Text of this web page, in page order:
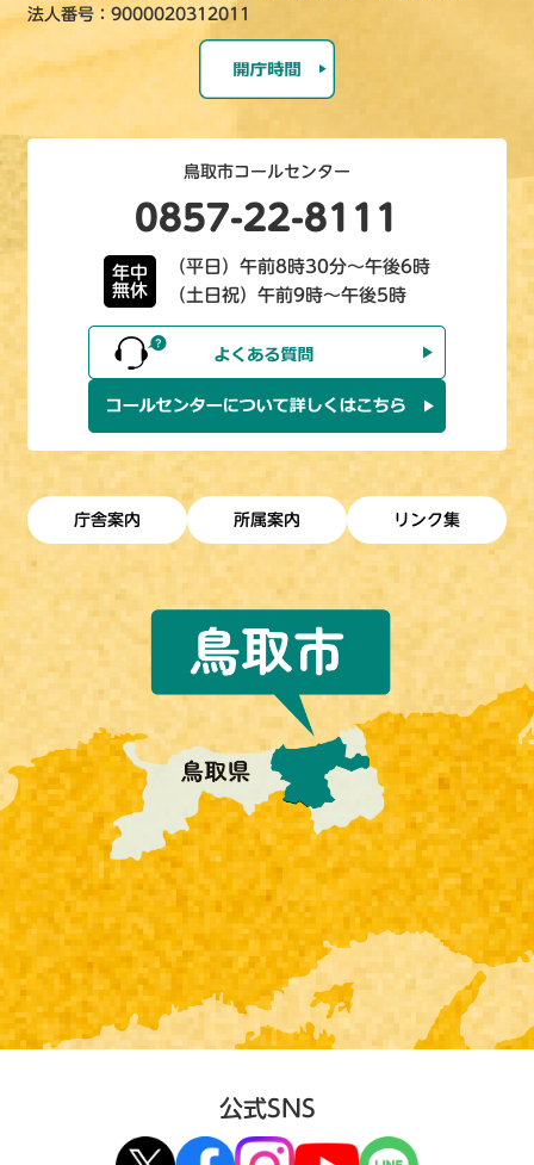
法人番号：9000020312011
鳥取市コールセンター
0857-22-8111
年中
無休
（平日）午前8時30分～午後6時
（土日祝）午前9時～午後5時
庁舎案内 所属案内 リンク集
公式SNS